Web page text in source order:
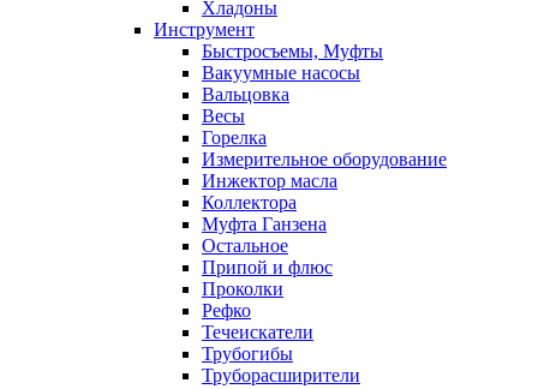
Хладоны
Инструмент
Быстросъемы, Муфты
Вакуумные насосы
Вальцовка
Весы
Горелка
Измерительное оборудование
Инжектор масла
Коллектора
Муфта Ганзена
Остальное
Припой и флюс
Проколки
Рефко
Течеискатели
Трубогибы
Труборасширители